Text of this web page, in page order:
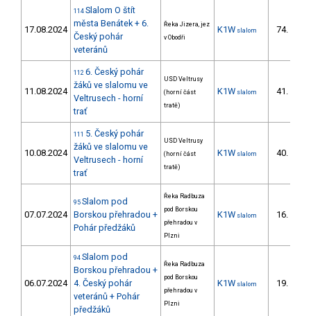
17.08.2024
114 Slalom O štít
města Benátek + 6.
Český pohár
veteránů
Řeka Jizera, jez
v Obodři
K1W slalom 74.
11.08.2024
112 6. Český pohár
žáků ve slalomu ve
Veltrusech - horní
trať
USD Veltrusy
(horní část
tratě)
K1W slalom 41.
10.08.2024
111 5. Český pohár
žáků ve slalomu ve
Veltrusech - horní
trať
USD Veltrusy
(horní část
tratě)
K1W slalom 40.
07.07.2024
95 Slalom pod
Borskou přehradou +
Pohár předžáků
Řeka Radbuza
pod Borskou
přehradou v
Plzni
K1W slalom 16.
06.07.2024
94 Slalom pod
Borskou přehradou +
4. Český pohár
veteránů + Pohár
předžáků
Řeka Radbuza
pod Borskou
přehradou v
Plzni
K1W slalom 19.